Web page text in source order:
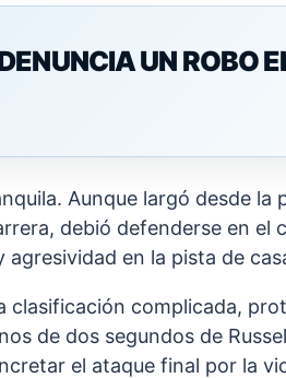
UN ROBO
Aunque largó desde la
debió defenderse en el
en la pista de
clasificación complicada,
de dos segundos de
el ataque final por la